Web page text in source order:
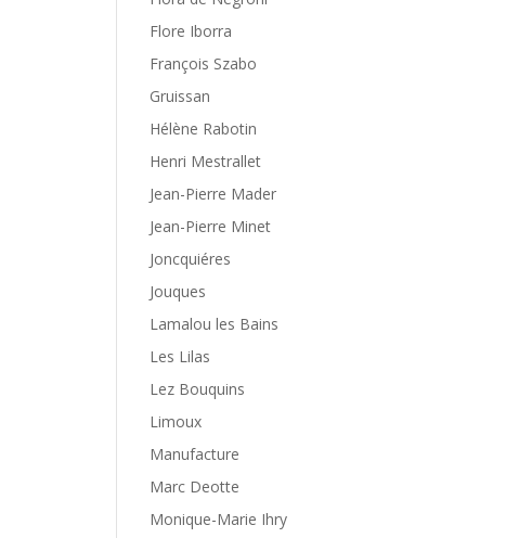
Flore Iborra
François Szabo
Gruissan
Hélène Rabotin
Henri Mestrallet
Jean-Pierre Mader
Jean-Pierre Minet
Joncquiéres
Jouques
Lamalou les Bains
Les Lilas
Lez Bouquins
Limoux
Manufacture
Marc Deotte
Monique-Marie Ihry